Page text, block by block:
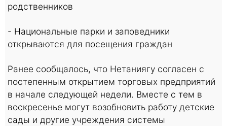
родственников
- Национальные парки и заповедники
открываются для посещения граждан
Ранее сообщалось, что Нетаниягу согласен с
постепенным открытием торговых предприятий
в начале следующей недели. Вместе с тем в
воскресенье могут возобновить работу детские
сады и другие учреждения системы